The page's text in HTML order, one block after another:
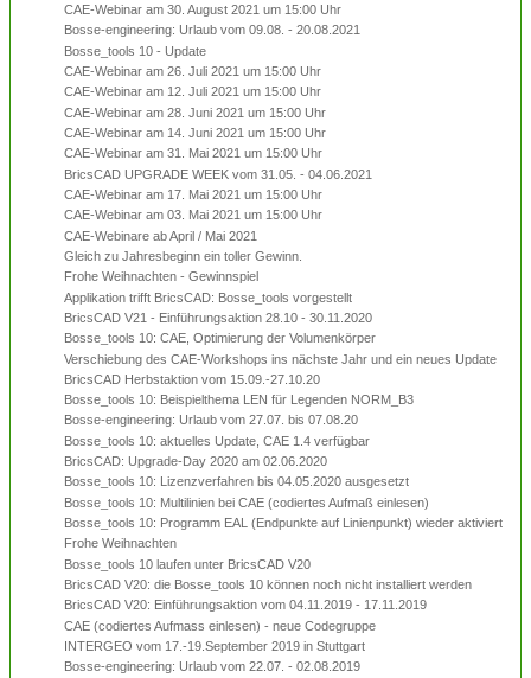
CAE-Webinar am 30. August 2021 um 15:00 Uhr
Bosse-engineering: Urlaub vom 09.08. - 20.08.2021
Bosse_tools 10 - Update
CAE-Webinar am 26. Juli 2021 um 15:00 Uhr
CAE-Webinar am 12. Juli 2021 um 15:00 Uhr
CAE-Webinar am 28. Juni 2021 um 15:00 Uhr
CAE-Webinar am 14. Juni 2021 um 15:00 Uhr
CAE-Webinar am 31. Mai 2021 um 15:00 Uhr
BricsCAD UPGRADE WEEK vom 31.05. - 04.06.2021
CAE-Webinar am 17. Mai 2021 um 15:00 Uhr
CAE-Webinar am 03. Mai 2021 um 15:00 Uhr
CAE-Webinare ab April / Mai 2021
Gleich zu Jahresbeginn ein toller Gewinn.
Frohe Weihnachten - Gewinnspiel
Applikation trifft BricsCAD: Bosse_tools vorgestellt
BricsCAD V21 - Einführungsaktion 28.10 - 30.11.2020
Bosse_tools 10: CAE, Optimierung der Volumenkörper
Verschiebung des CAE-Workshops ins nächste Jahr und ein neues Update
BricsCAD Herbstaktion vom 15.09.-27.10.20
Bosse_tools 10: Beispielthema LEN für Legenden NORM_B3
Bosse-engineering: Urlaub vom 27.07. bis 07.08.20
Bosse_tools 10: aktuelles Update, CAE 1.4 verfügbar
BricsCAD: Upgrade-Day 2020 am 02.06.2020
Bosse_tools 10: Lizenzverfahren bis 04.05.2020 ausgesetzt
Bosse_tools 10: Multilinien bei CAE (codiertes Aufmaß einlesen)
Bosse_tools 10: Programm EAL (Endpunkte auf Linienpunkt) wieder aktiviert
Frohe Weihnachten
Bosse_tools 10 laufen unter BricsCAD V20
BricsCAD V20: die Bosse_tools 10 können noch nicht installiert werden
BricsCAD V20: Einführungsaktion vom 04.11.2019 - 17.11.2019
CAE (codiertes Aufmass einlesen) - neue Codegruppe
INTERGEO vom 17.-19.September 2019 in Stuttgart
Bosse-engineering: Urlaub vom 22.07. - 02.08.2019